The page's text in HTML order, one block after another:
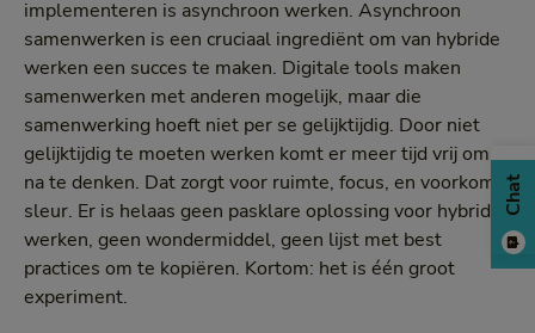
implementeren is asynchroon werken. Asynchroon
samenwerken is een cruciaal ingrediënt om van hybride
werken een succes te maken. Digitale tools maken
samenwerken met anderen mogelijk, maar die
samenwerking hoeft niet per se gelijktijdig. Door niet
gelijktijdig te moeten werken komt er meer tijd vrij om
na te denken. Dat zorgt voor ruimte, focus, en voorkomt
sleur. Er is helaas geen pasklare oplossing voor hybride
werken, geen wondermiddel, geen lijst met best
practices om te kopiëren. Kortom: het is één groot
experiment.
Chat